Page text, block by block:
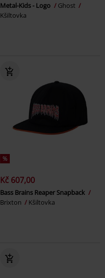
Metal-Kids - Logo
Ghost
Kšiltovka
%
Kč 607,00
Bass Brains Reaper Snapback
Brixton
Kšiltovka